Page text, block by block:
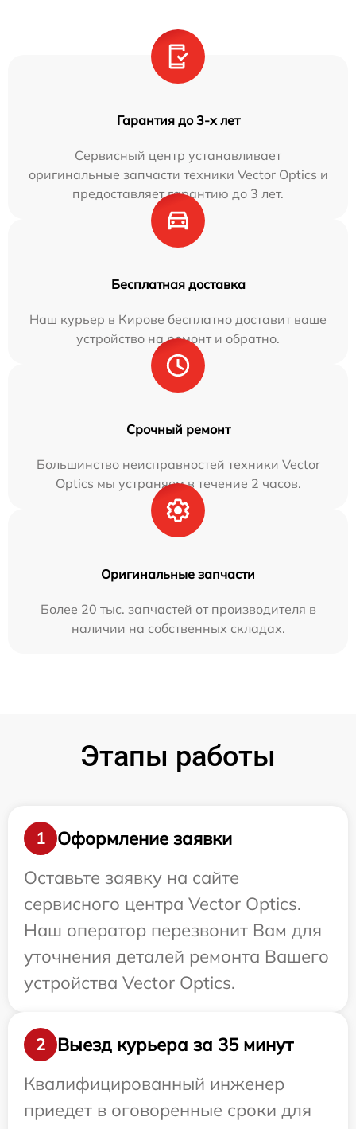
Гарантия до 3-х лет
Сервисный центр устанавливает
оригинальные запчасти техники Vector Optics и
предоставляет гарантию до 3 лет.
Бесплатная доставка
Наш курьер в Кирове бесплатно доставит ваше
устройство на ремонт и обратно.
Срочный ремонт
Большинство неисправностей техники Vector
Optics мы устраняем в течение 2 часов.
Оригинальные запчасти
Более 20 тыс. запчастей от производителя в
наличии на собственных складах.
Этапы работы
1
Оформление заявки
Оставьте заявку на сайте
сервисного центра Vector Optics.
Наш оператор перезвонит Вам для
уточнения деталей ремонта Вашего
устройства Vector Optics.
2
Выезд курьера за 35 минут
Квалифицированный инженер
приедет в оговоренные сроки для